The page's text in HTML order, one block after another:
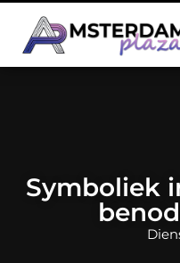
Symboliek